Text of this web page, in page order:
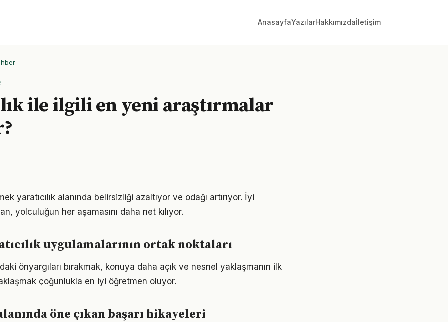
AnasayfaYazılarHakkımızdaİletişim
ile ilgili en yeni araştırmalar
yaratıcılık alanında belirsizliği azaltıyor ve odağı artırıyor. İyi
yolculuğun her aşamasını daha net kılıyor.
uygulamalarının ortak noktaları
önyargıları bırakmak, konuya daha açık ve nesnel yaklaşmanın ilk
çoğunlukla en iyi öğretmen oluyor.
öne çıkan başarı hikayeleri